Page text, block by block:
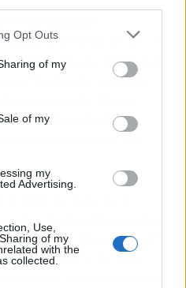
Opt Outs
of my
of my
my
Advertising.
Use,
of my
with the
collected.
mala suerte puntual. Y
lleva meses metiendo
recolocando el menú
de IA que
convendría dedicar
operativo, ya
tiempo más va a
corporativa antes
Porque un PC
Mil PCs de una
día son una demanda.